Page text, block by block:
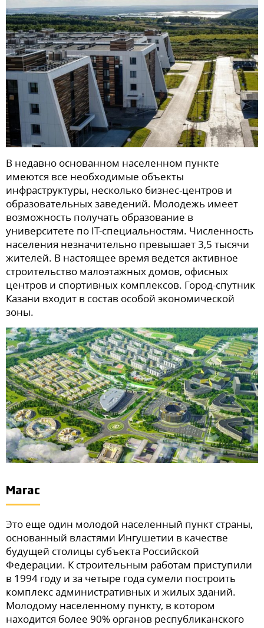
В недавно основанном населенном пункте
имеются все необходимые объекты
инфраструктуры, несколько бизнес-центров и
образовательных заведений. Молодежь имеет
возможность получать образование в
университете по IT-специальностям. Численность
населения незначительно превышает 3,5 тысячи
жителей. В настоящее время ведется активное
строительство малоэтажных домов, офисных
центров и спортивных комплексов. Город-спутник
Казани входит в состав особой экономической
зоны.
Магас
Это еще один молодой населенный пункт страны,
основанный властями Ингушетии в качестве
будущей столицы субъекта Российской
Федерации. К строительным работам приступили
в 1994 году и за четыре года сумели построить
комплекс административных и жилых зданий.
Молодому населенному пункту, в котором
находится более 90% органов республиканского